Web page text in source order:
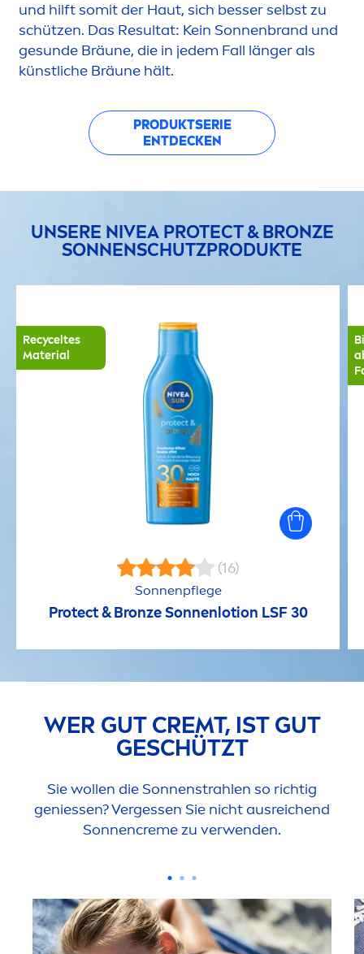
und hilft somit der Haut, sich besser selbst zu
schützen. Das Resultat: Kein Sonnenbrand und
gesunde Bräune, die in jedem Fall länger als
künstliche Bräune hält.
PRODUKTSERIE
ENTDECKEN
UNSERE NIVEA PROTECT&BRONZE
SONNENSCHUTZPRODUKTE
Recyceltes
Material
(16)
Sonnenpflege
Protect&BronzeSonnenlotion LSF 30
WER GUT CREMT, IST GUT
GESCHÜTZT
Sie wollen die Sonnenstrahlen so richtig
geniessen? Vergessen Sie nicht ausreichend
Sonnencremezu verwenden.